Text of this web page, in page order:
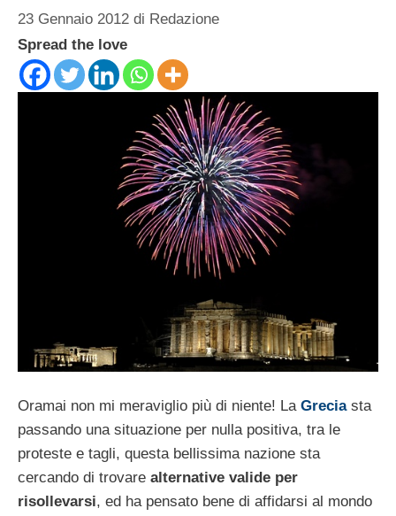
23 Gennaio 2012 di Redazione
Spread the love
Oramai non mi meraviglio più di niente! La Greciasta
passando una situazione per nulla positiva, tra le
proteste e tagli, questa bellissima nazione sta
cercando di trovare alternative valide per
risollevarsi, ed ha pensato bene di affidarsi al mondo